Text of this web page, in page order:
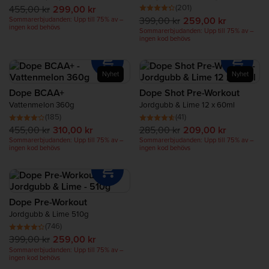
Protein för återhämtning
Proteinbars
Proteinsmoothies
Proteinsnacks
Proteinrika livsmedel
455,00 kr 299,00 kr
Sommarerbjudanden: Upp till 75% av –
ingen kod behövs
(201)
399,00 kr 259,00 kr
Sommarerbjudanden: Upp till 75% av –
ingen kod behövs
Nyhet
Dope BCAA+
Vattenmelon 360g
(185)
455,00 kr 310,00 kr
Sommarerbjudanden: Upp till 75% av –
ingen kod behövs
Nyhet
Dope Shot Pre-Workout
Jordgubb & Lime 12 x 60ml
(41)
285,00 kr 209,00 kr
Sommarerbjudanden: Upp till 75% av –
ingen kod behövs
Dope Pre-Workout
Jordgubb & Lime 510g
(746)
399,00 kr 259,00 kr
Sommarerbjudanden: Upp till 75% av –
ingen kod behövs